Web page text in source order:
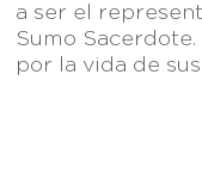
a ser el
Sumo
por la vida de